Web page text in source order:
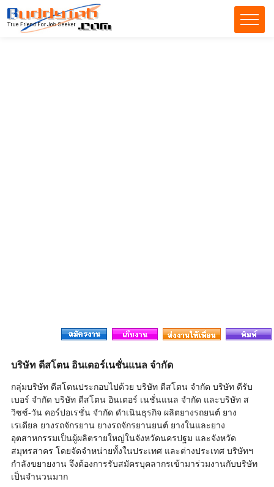
บริษัท ดีสโตน อินเตอร์เนชั่นแนล จำกัด
กลุ่มบริษัท ดีสโตนประกอบไปด้วย บริษัท ดีสโตน จำกัด บริษัท ดีรับ
เบอร์ จำกัด บริษัท ดีสโตน อินเตอร์ เนชั่นแนล จำกัด และบริษัท ส
วิซซ์-วัน คอร์ปอเรชั่น จำกัด ดำเนินธุรกิจ ผลิตยางรถยนต์ ยาง
เรเดียล ยางรถจักรยาน ยางรถจักรยานยนต์ ยางในและยาง
อุตสาหกรรมเป็นผู้ผลิตรายใหญ่ในจังหวัดนครปฐม และจังหวัด
สมุทรสาคร โดยจัดจำหน่ายทั้งในประเทศ และต่างประเทศ บริษัทฯ
กำลังขยายงาน จึงต้องการรับสมัครบุคลากรเข้ามาร่วมงานกับบริษัท
เป็นจำนวนมาก